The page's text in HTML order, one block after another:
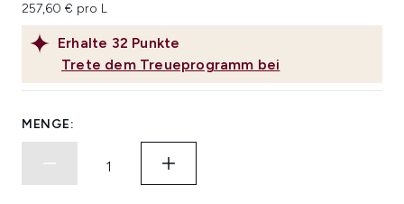
Erhalte 32 Punkte
Trete dem Treueprogramm bei
257,60 € pro L
MENGE: